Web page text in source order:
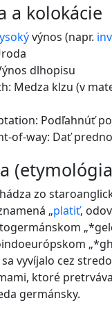
a kolokácie
výnos (napr.
dlhopisu
Medza klzu (v
Podľahnúť
of-way: Dať
zo
„platiť,
vyvíjalo cez
ktoré
germánsky.